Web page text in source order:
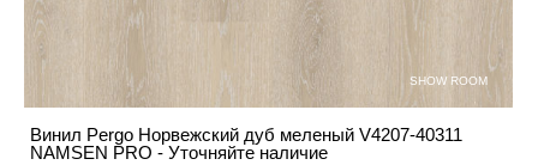
SHOW ROOM
Винил Pergo Норвежский дуб меленый V4207-40311
NAMSEN PRO - Уточняйте наличие